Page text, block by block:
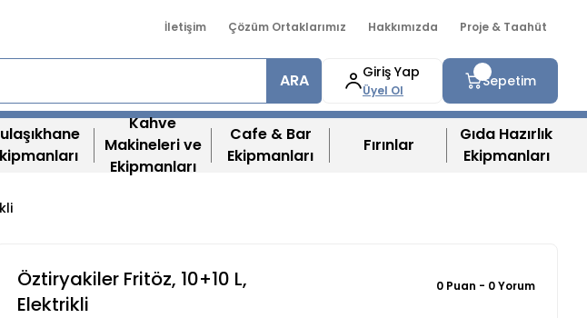
İletişim Çözüm Ortaklarımız Hakkımızda Proje & Taahüt
ARA Giriş Yap
Üyel Ol
Sepetim
Kahve
Makineleri ve
Ekipmanları
Cafe & Bar
Ekipmanları
Fırınlar
Gıda Hazırlık
Ekipmanları
Öztiryakiler Fritöz, 10+10 L,
Elektrikli
0 Puan - 0 Yorum